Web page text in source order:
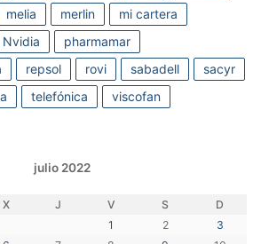
melia merlin
mi cartera
Nvidia
pharmamar
repsol rovi sabadell
sacyr
telefónica viscofan
julio 2022
X J V S
D
1
2
3